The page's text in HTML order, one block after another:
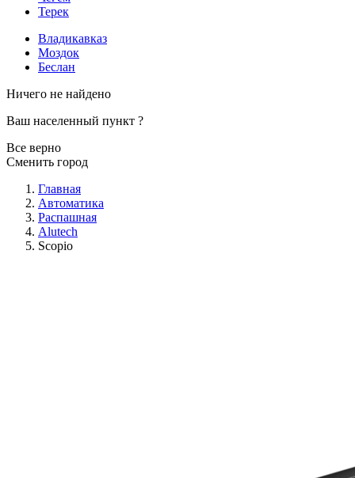
Терек
Владикавказ
Моздок
Беслан
Ничего не найдено
Ваш населенный пункт ?
Все верно
Сменить город
Главная
Автоматика
Распашная
Alutech
Scopio